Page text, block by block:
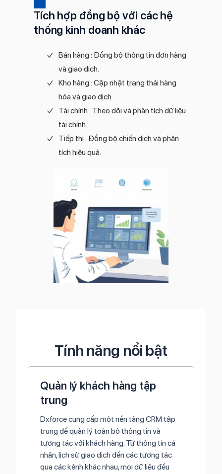
Tích hợp đồng bộ với các hệ
thống kinh doanh khác
Bán hàng : Đồng bộ thông tin đơn hàng
và giao dịch.
Kho hàng : Cập nhật trạng thái hàng
hóa và giao dịch.
Tài chính : Theo dõi và phân tích dữ liệu
tài chính.
Tiếp thị : Đồng bộ chiến dịch và phân
tích hiệu quả.
Tính năng nổi bật
Quản lý khách hàng tập
trung
Dxforce cung cấp một nền tảng CRM tập
trung để quản lý toàn bộ thông tin và
tương tác với khách hàng. Từ thông tin cá
nhân, lịch sử giao dịch đến các tương tác
qua các kênh khác nhau, mọi dữ liệu đều